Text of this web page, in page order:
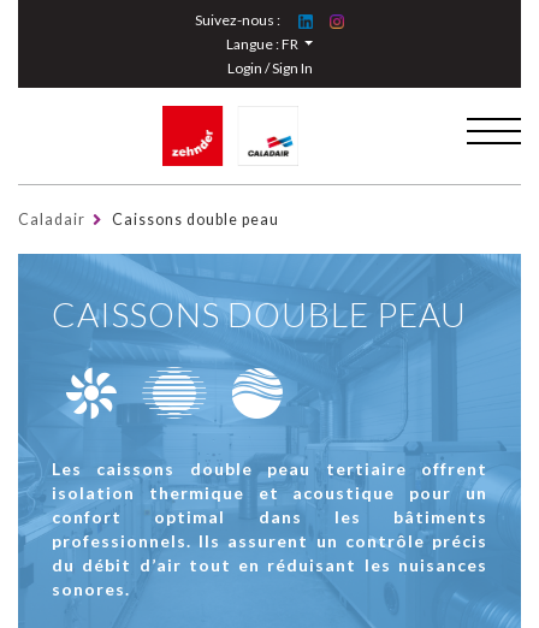
Suivez-nous :
Langue :FR
Login / Sign In
Caladair Caissons double peau
CAISSONS DOUBLE PEAU
Les caissons double peau tertiaire offrent
isolation thermique et acoustique pour un
confort optimal dans les bâtiments
professionnels. Ils assurent un contrôle précis
du débit d’air tout en réduisant les nuisances
sonores.
Cookies management panel